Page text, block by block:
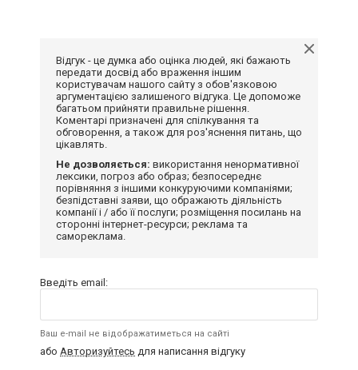
Відгук - це думка або оцінка людей, які бажають
передати досвід або враження іншим
користувачам нашого сайту з обов'язковою
аргументацією залишеного відгука. Це допоможе
багатьом прийняти правильне рішення.
Коментарі призначені для спілкування та
обговорення, а також для роз'яснення питань, що
цікавлять.
Не дозволяється: використання ненормативної
лексики, погроз або образ; безпосереднє
порівняння з іншими конкуруючими компаніями;
безпідставні заяви, що ображають діяльність
компанії і / або її послуги; розміщення посилань на
сторонні інтернет-ресурси; реклама та
самореклама.
Введіть email:
Ваш e-mail не відображатиметься на сайті
або Авторизуйтесь для написання відгуку